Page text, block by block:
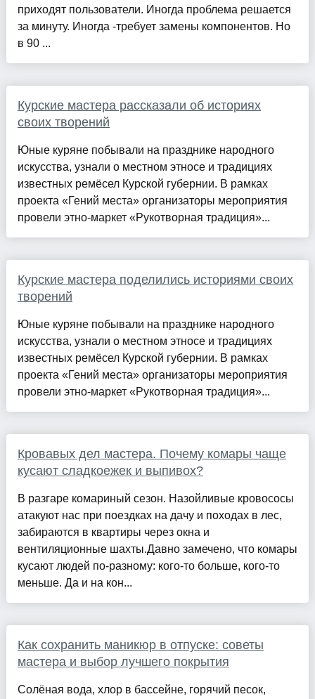
приходят пользователи. Иногда проблема решается
за минуту. Иногда -требует замены компонентов. Но
в 90 ...
Курские мастера рассказали об историях
своих творений
Юные куряне побывали на празднике народного
искусства, узнали о местном этносе и традициях
известных ремёсел Курской губернии. В рамках
проекта «Гений места» организаторы мероприятия
провели этно-маркет «Рукотворная традиция»...
Курские мастера поделились историями своих
творений
Юные куряне побывали на празднике народного
искусства, узнали о местном этносе и традициях
известных ремёсел Курской губернии. В рамках
проекта «Гений места» организаторы мероприятия
провели этно-маркет «Рукотворная традиция»...
Кровавых дел мастера. Почему комары чаще
кусают сладкоежек и выпивох?
В разгаре комариный сезон. Назойливые кровососы
атакуют нас при поездках на дачу и походах в лес,
забираются в квартиры через окна и
вентиляционные шахты.Давно замечено, что комары
кусают людей по-разному: кого-то больше, кого-то
меньше. Да и на кон...
Как сохранить маникюр в отпуске: советы
мастера и выбор лучшего покрытия
Солёная вода, хлор в бассейне, горячий песок,